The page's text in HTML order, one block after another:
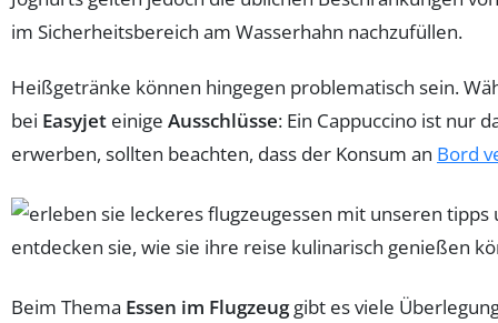
im Sicherheitsbereich am Wasserhahn nachzufüllen.
Heißgetränke können hingegen problematisch sein.
bei Easyjet einige Ausschlüsse: Ein Cappuccino ist nur
erwerben, sollten beachten, dass der Konsum an Bord
Beim Thema Essen im Flugzeuggibt es viele